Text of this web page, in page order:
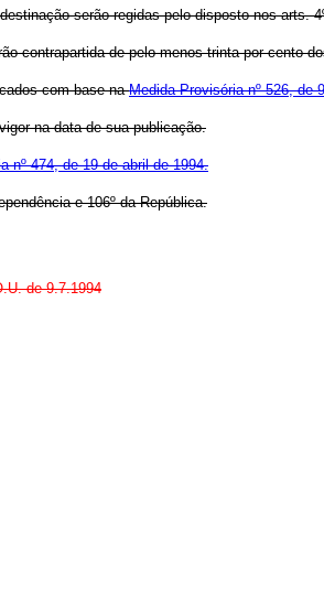
serão regidas pelo disposto nos arts.
contrapartida de pelo menos trinta por cento
com base naMedida Provisória nº 526, de
na data de sua publicação.
nº 474, de 19 de abril de 1994.
e 106º da República.
de 9.7.1994